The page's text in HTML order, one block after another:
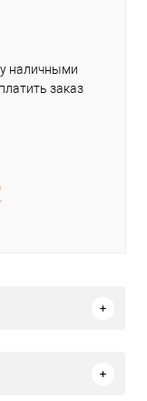
наличными
заказ